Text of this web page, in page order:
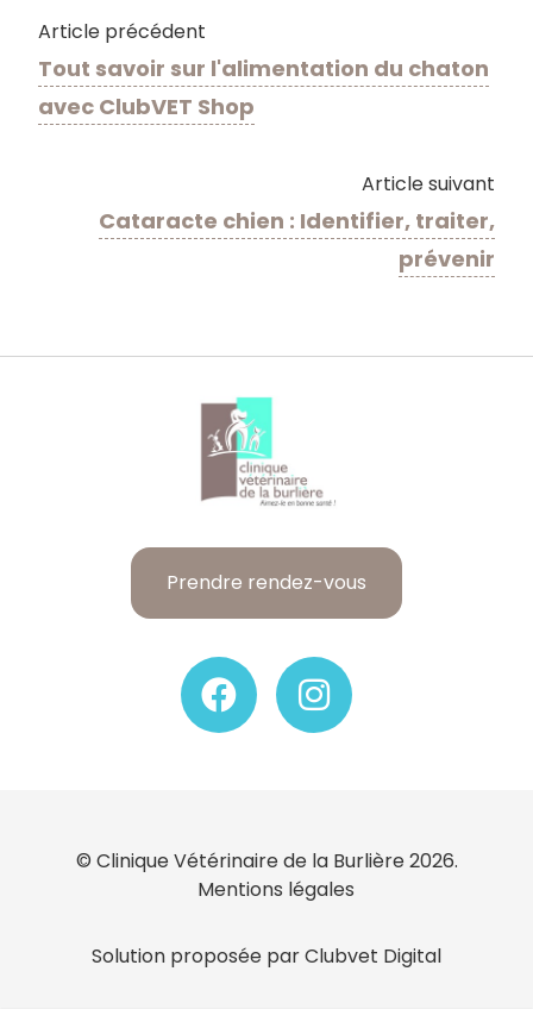
Article précédent
Tout savoir sur l'​alimentation du chaton
avec ClubVET Shop
Article suivant
Cataracte chien : Identifier, traiter,
prévenir
Prendre rendez-vous
© Clinique Vétérinaire de la Burlière 2026.
Mentions légales
Solution proposée par Clubvet Digital